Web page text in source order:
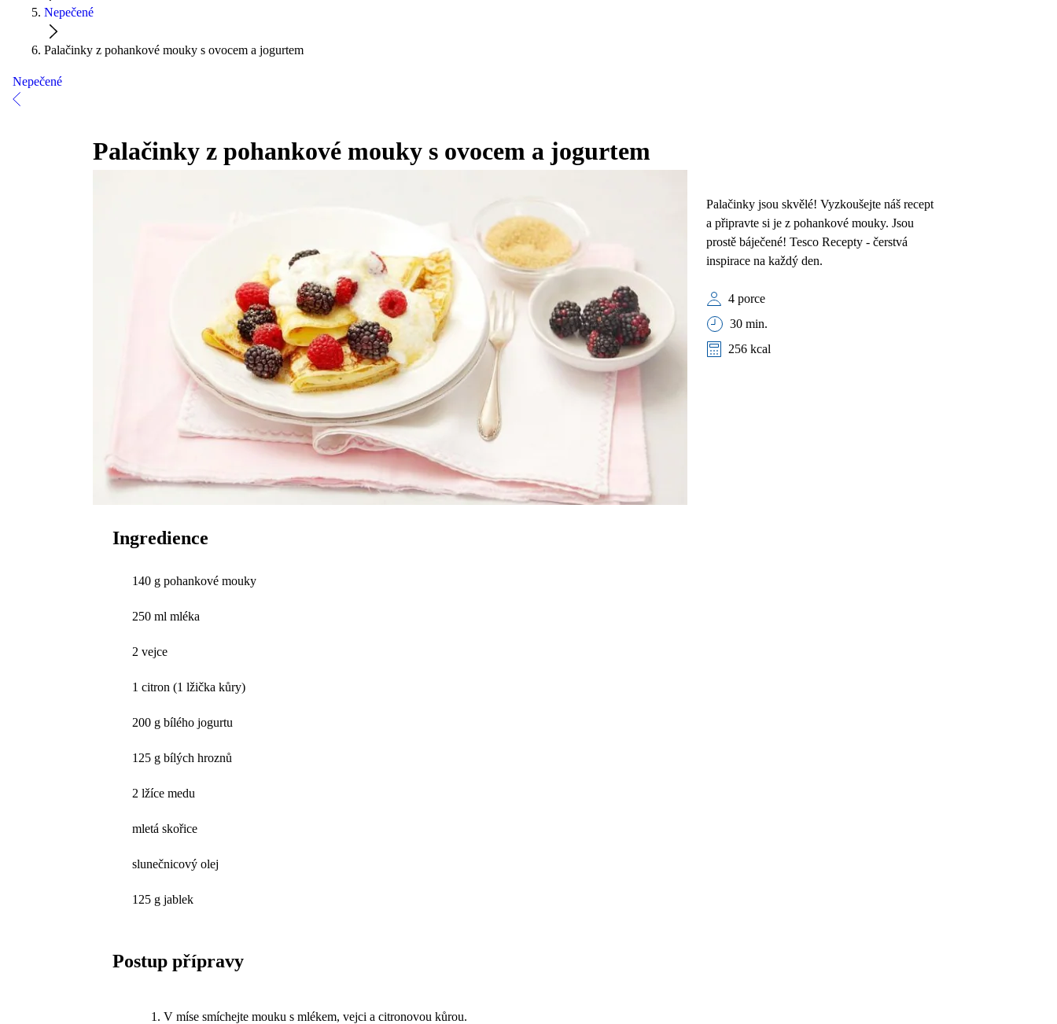
Nepečené
Palačinky z pohankové mouky s ovocem a jogurtem
Nepečené
Palačinky z pohankové mouky s ovocem a jogurtem
Palačinky jsou skvělé! Vyzkoušejte náš recept
a připravte si je z pohankové mouky. Jsou
prostě báječené! Tesco Recepty - čerstvá
inspirace na každý den.
4 porce
30 min.
256 kcal
Ingredience
140 g pohankové mouky
250 ml mléka
2 vejce
1 citron (1 lžička kůry)
200 g bílého jogurtu
125 g bílých hroznů
2 lžíce medu
mletá skořice
slunečnicový olej
125 g jablek
Postup přípravy
V míse smíchejte mouku s mlékem, vejci a citronovou kůrou.